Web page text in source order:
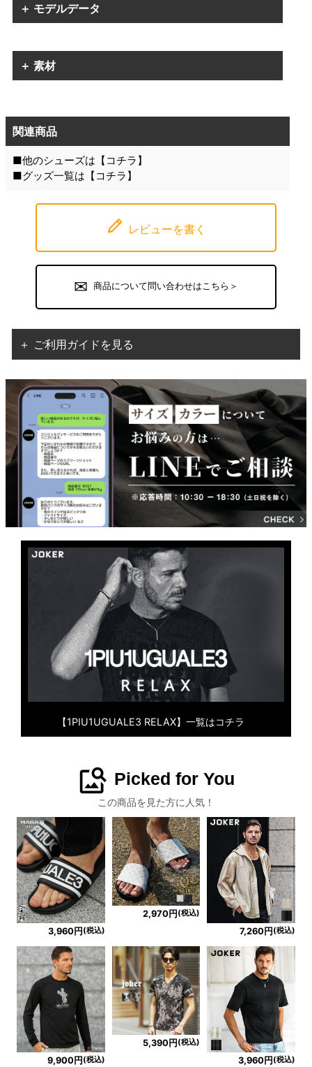
＋ モデルデータ
＋ 素材
関連商品
■他のシューズは【 コチラ 】
■グッズ一覧は【 コチラ 】
レビューを書く
商品について問い合わせはこちら＞
＋ ご利用ガイドを見る
【1PIU1UGUALE3 RELAX】一覧はコチラ
image_search Picked for You
この商品を見た方に人気！
3,960円 (税込)
2,970円(税込)
7,260円 (税込)
9,900円 (税込)
5,390円 (税込)
3,960円 (税込)